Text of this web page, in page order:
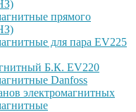
прямого
для пара EV225
Б.К. EV220
Danfoss
электромагнитных